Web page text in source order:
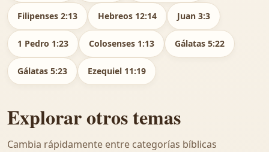
Filipenses 2:13 Hebreos 12:14 Juan 3:3
1 Pedro 1:23 Colosenses 1:13 Gálatas 5:22
Gálatas 5:23 Ezequiel 11:19
Explorar otros temas
Cambia rápidamente entre categorías bíblicas